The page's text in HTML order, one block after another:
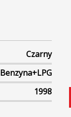
Czarny
Benzyna+LPG
1998